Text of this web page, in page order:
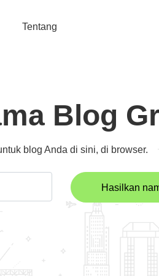
Tentang
Blog
blog Anda di sini, di browser.
Hasilkan